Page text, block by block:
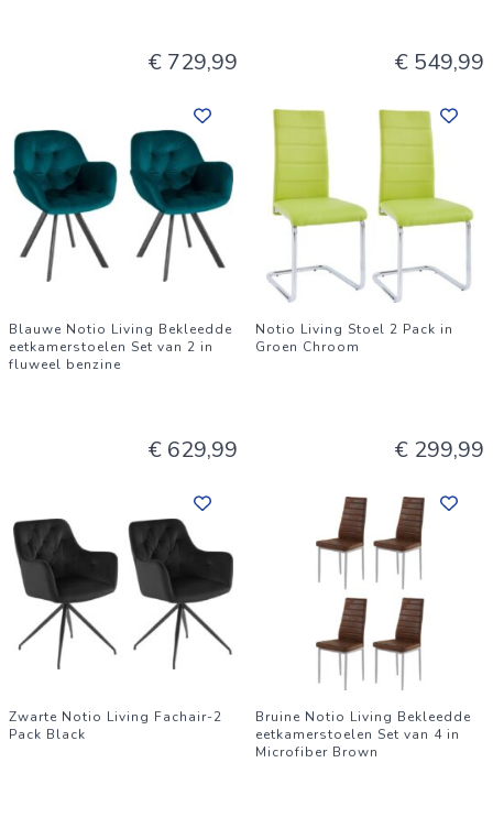
€ 729,99 € 549,99
Blauwe Notio Living Bekleedde
eetkamerstoelen Set van 2 in
fluweel benzine
€ 629,99
Notio Living Stoel 2 Pack in
Groen Chroom
€ 299,99
Zwarte Notio Living Fachair-2
Pack Black
Bruine Notio Living Bekleedde
eetkamerstoelen Set van 4 in
Microfiber Brown